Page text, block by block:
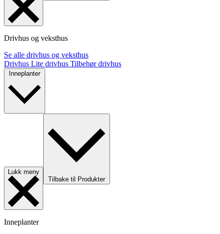
Drivhus og veksthus
Se alle drivhus og veksthus
Drivhus Lite drivhus Tilbehør drivhus
Inneplanter
Lukk meny
Tilbake til Produkter
Inneplanter